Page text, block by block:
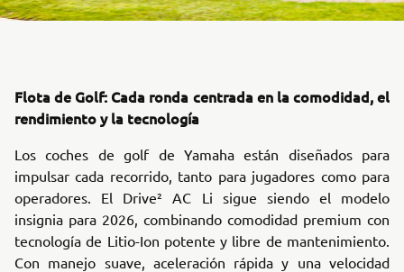
Flota de Golf: Cada ronda centrada en la comodidad, el
rendimiento y la tecnología
Los coches de golf de Yamaha están diseñados para
impulsar cada recorrido, tanto para jugadores como para
operadores. El Drive² AC Li sigue siendo el modelo
insignia para 2026, combinando comodidad premium con
tecnología de Litio-Ion potente y libre de mantenimiento.
Con manejo suave, aceleración rápida y una velocidad